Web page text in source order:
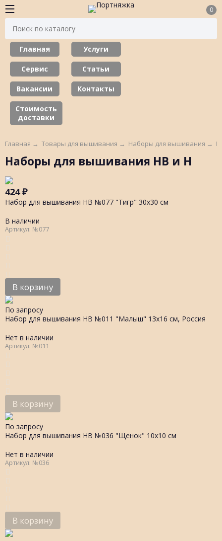
0
Главная Услуги
Сервис Статьи
Вакансии Контакты
Стоимость
доставки
Главная → Товары для вышивания → Наборы для вышивания →
Наборы для вышивания НВ и Н
424₽
Набор для вышивания НВ №077 "Тигр" 30х30 см
В наличии
Артикул: №077
В корзину
По запросу
Набор для вышивания НВ №011 "Малыш" 13х16 см, Россия
Нет в наличии
Артикул: №011
В корзину
По запросу
Набор для вышивания НВ №036 "Щенок" 10х10 см
Нет в наличии
Артикул: №036
В корзину